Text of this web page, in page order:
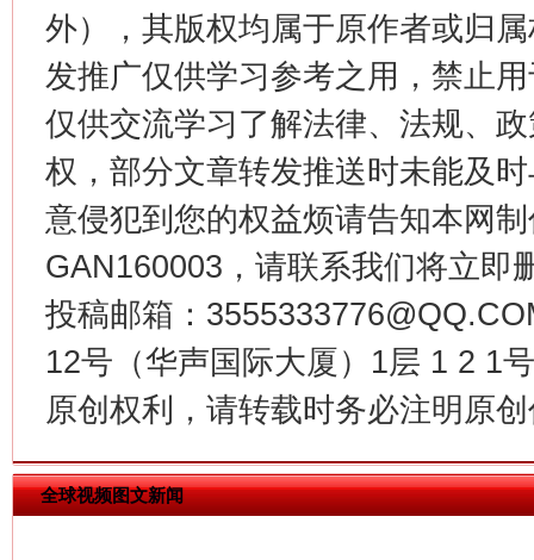
外），其版权均属于原作者或归
发推广仅供学习参考之用，禁止
仅供交流学习了解法律、法规、
权，部分文章转发推送时未能及
意侵犯到您的权益烦请告知本网
GAN160003，请联系我们将立即
投稿邮箱：
12号（华声国际大厦）1层 1 2 1
原创权利，请转载时务必注明原
全球视频图文新闻
这是一记警钟！ 谢
在谋一域中谋全局
今